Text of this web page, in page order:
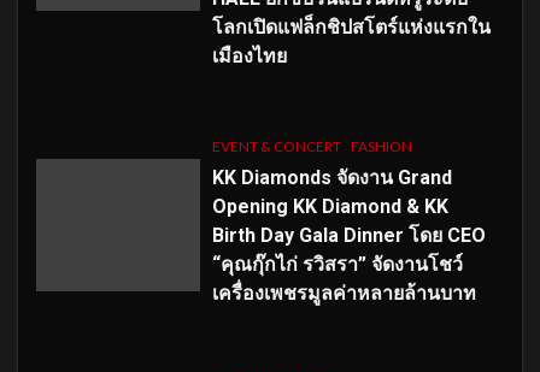
โลกเปิดแฟล็กชิปสโตร์แห่งแรกใน
เมืองไทย
EVENT & CONCERT FASHION
KK Diamonds จัดงาน Grand
Opening KK Diamond & KK
Birth Day Gala Dinner โดย CEO
“คุณกุ๊กไก่ รวิสรา” จัดงานโชว์
เครื่องเพชรมูลค่าหลายล้านบาท